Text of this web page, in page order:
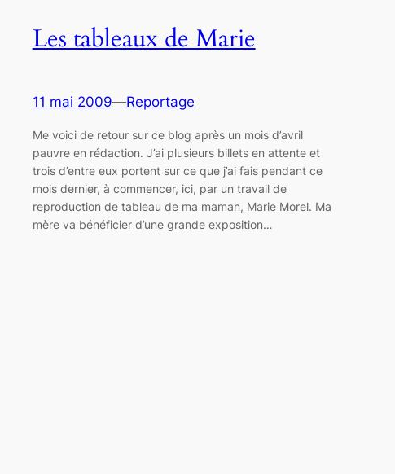
Les tableaux de Marie
11 mai 2009—Reportage
Me voici de retour sur ce blog après un mois d’avril
pauvre en rédaction. J’ai plusieurs billets en attente et
trois d’entre eux portent sur ce que j’ai fais pendant ce
mois dernier, à commencer, ici, par un travail de
reproduction de tableau de ma maman, Marie Morel. Ma
mère va bénéficier d’une grande exposition…